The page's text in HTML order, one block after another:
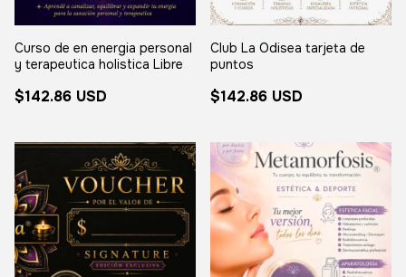
Curso de en energia personal
y terapeutica holistica Libre
$142.86 USD
Club La Odisea tarjeta de
puntos
$142.86 USD